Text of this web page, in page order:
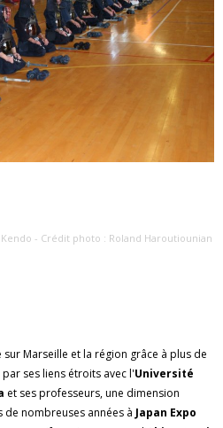
Kendo - Crédit photo : Roland Haroutiounian
sur Marseille et la région grâce à plus de
ses liens étroits avec l'Université
et ses professeurs, une dimension
nombreuses années à Japan Expo